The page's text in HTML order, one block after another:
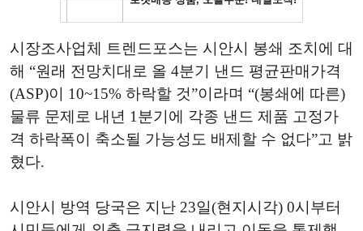
시장조사업체 트렌드포스는 시안시 봉쇄 조치에 대
해 “원래 전망치대로 올 4분기 낸드 평균판매가격
(ASP)이 10~15% 하락할 것”이라며 “(봉쇄에 따른)
물류 문제로 내년 1분기에 각종 낸드 제품 고정가
격 하락폭이 축소될 가능성도 배제할 수 없다”고 밝
혔다.
시안시 방역 당국은 지난 23일(현지시각) 0시부터